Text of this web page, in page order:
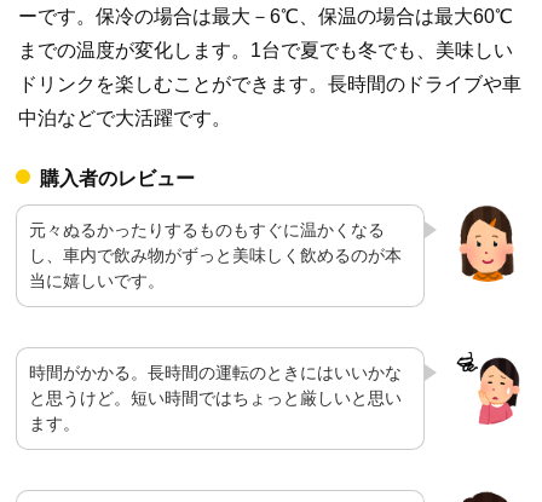
ーです。保冷の場合は最大－6℃、保温の場合は最大60℃
までの温度が変化します。1台で夏でも冬でも、美味しい
ドリンクを楽しむことができます。長時間のドライブや車
中泊などで大活躍です。
購入者のレビュー
元々ぬるかったりするものもすぐに温かくなる
し、車内で飲み物がずっと美味しく飲めるのが本
当に嬉しいです。
時間がかかる。長時間の運転のときにはいいかな
と思うけど。短い時間ではちょっと厳しいと思い
ます。